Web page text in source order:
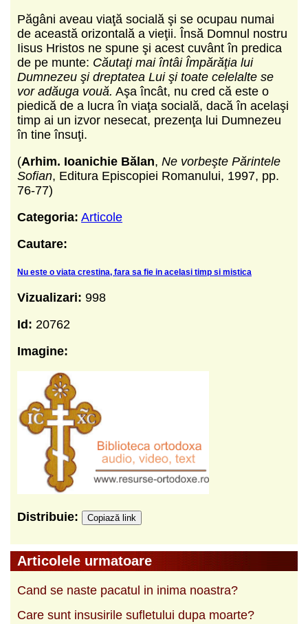
Păgâni aveau viaţă socială şi se ocupau numai
de această orizontală a vieţii. Însă Domnul nostru
Iisus Hristos ne spune şi acest cuvânt în predica
de pe munte: Căutaţi mai întâi Împărăţia lui
Dumnezeu şi dreptatea Lui şi toate celelalte se
vor adăuga vouă. Aşa încât, nu cred că este o
piedică de a lucra în viaţa socială, dacă în acelaşi
timp ai un izvor nesecat, prezenţa lui Dumnezeu
în tine însuţi.
(Arhim. Ioanichie Bălan, Ne vorbeşte Părintele
Sofian, Editura Episcopiei Romanului, 1997, pp.
76-77)
Categoria: Articole
Cautare:
Nu este o viata crestina, fara sa fie in acelasi timp si mistica
Vizualizari: 998
Id: 20762
Imagine:
Distribuie: Copiază link
Articolele urmatoare
Cand se naste pacatul in inima noastra?
Care sunt insusirile sufletului dupa moarte?